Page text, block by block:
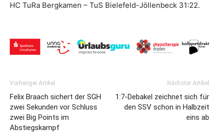
HC TuRa Bergkamen – TuS Bielefeld-Jöllenbeck 31:22.
Vorheriger Artikel
Felix Braach sichert der SGH
zwei Sekunden vor Schluss
zwei Big Points im
Abstiegskampf
Nächster Artikel
1:7-Debakel zeichnet sich für
den SSV schon in Halbzeit
eins ab